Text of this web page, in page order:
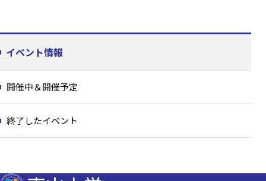
イベント情報
開催中＆開催予定
終了したイベント